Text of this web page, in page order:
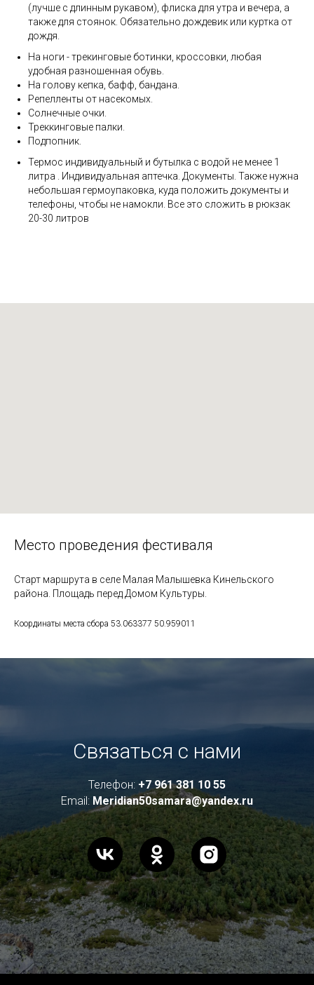
(лучше с длинным рукавом), флиска для утра и вечера, а
также для стоянок. Обязательно дождевик или куртка от
дождя.
На ноги - трекинговые ботинки, кроссовки, любая
удобная разношенная обувь.
На голову кепка, бафф, бандана.
Репелленты от насекомых.
Солнечные очки.
Треккинговые палки.
Подпопник.
Термос индивидуальный и бутылка с водой не менее 1
литра . Индивидуальная аптечка. Документы. Также нужна
небольшая гермоупаковка, куда положить документы и
телефоны, чтобы не намокли. Все это сложить в рюкзак
20-30 литров
Место проведения фестиваля
Старт маршрута в селе Малая Малышевка Кинельского
района. Площадь перед Домом Культуры.
Координаты места сбора 53.063377 50.959011
Связаться с нами
Телефон: +7 961 381 10 55
Email: Meridian50samara@yandex.ru